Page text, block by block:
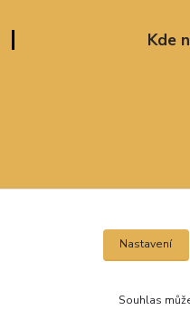
Kde
Nastavení
Souhlas